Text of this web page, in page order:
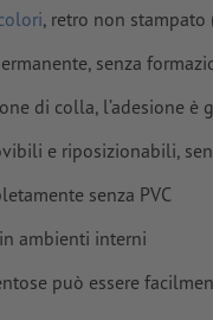
, retro non stampato
senza
di colla, l’adesione è
e riposizionabili,
senza PVC
ambienti interni
può essere